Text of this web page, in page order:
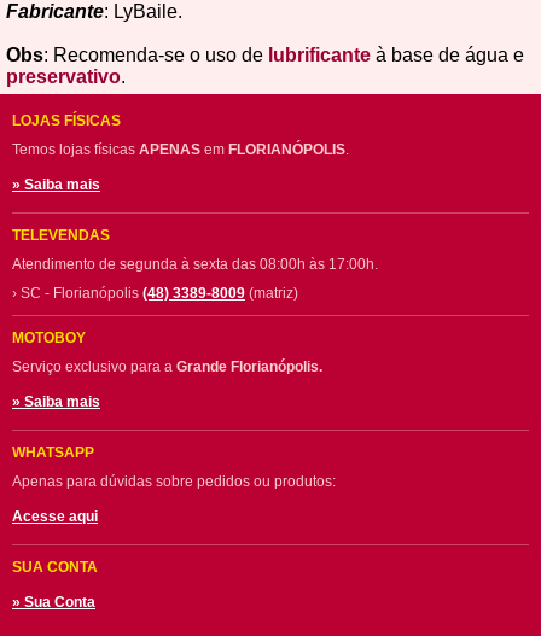
Fabricante: LyBaile.
Obs: Recomenda-se o uso de lubrificante à base de água e
preservativo.
LOJAS FÍSICAS
Temos lojas físicas APENAS em FLORIANÓPOLIS.
» Saiba mais
TELEVENDAS
Atendimento de segunda à sexta das 08:00h às 17:00h.
› SC - Florianópolis (48) 3389-8009 (matriz)
MOTOBOY
Serviço exclusivo para a Grande Florianópolis.
» Saiba mais
WHATSAPP
Apenas para dúvidas sobre pedidos ou produtos:
Acesse aqui
SUA CONTA
» Sua Conta